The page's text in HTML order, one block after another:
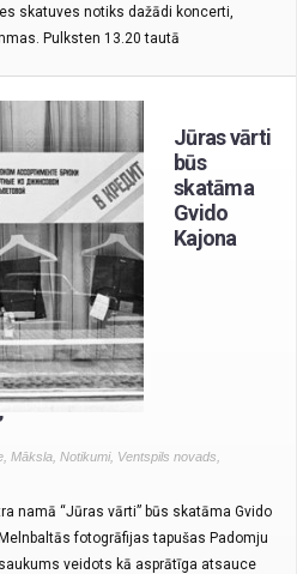
skatuves notiks dažādi koncerti,
Pulksten 13.20 tautā
Jūras vārti
būs
skatāma
Gvido
Kajona
Māksla Notikumi, Ventspils novads
namā “Jūras vārti” būs skatāma Gvido
fotogrāfijas tapušas Padomju
veidots kā asprātīga atsauce